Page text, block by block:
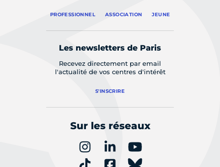
PROFESSIONNEL ASSOCIATION JEUNE
Les newsletters de Paris
Recevez directement par email
l'actualité de vos centres d'intérêt
S'INSCRIRE
Sur les réseaux